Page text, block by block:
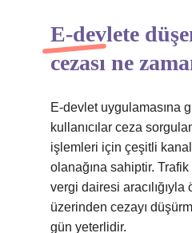
E-devlete
cezası ne
E-devlet uygulamasına
kullanıcılar ceza
işlemleri için çeşitli
olanağına sahiptir.
vergi dairesi
üzerinden cezayı
gün yeterlidir.